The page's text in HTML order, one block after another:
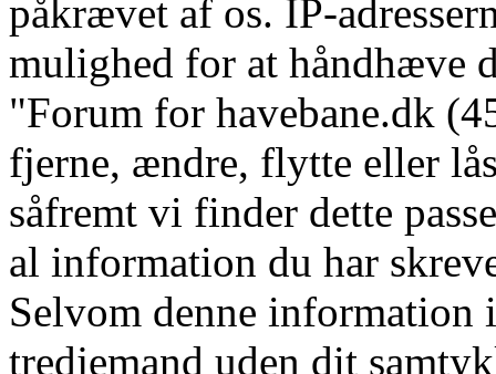
påkrævet af os. IP-
mulighed for at håndhæve
"Forum for havebane.dk
fjerne, ændre, flytte eller
såfremt vi finder dette
al information du har
Selvom denne
tredjemand uden dit